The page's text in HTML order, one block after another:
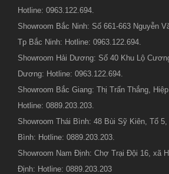
Hotline: 0963.122.694.
Showroom Bắc Ninh: Số 661-663 Nguyễn
Tp Bắc Ninh: Hotline: 0963.122.694.
Showroom Hải Dương: Số 40 Khu Lộ
Dương: Hotline: 0963.122.694.
Showroom Bắc Giang: Thị Trấn Thắng,
Hotline: 0889.203.203.
Showroom Thái Bình: 48 Bùi Sỹ Kiên, Tổ
Bình: Hotline: 0889.203.203.
Showroom Nam Định: Chợ Trại Đội 16, xã
Định: Hotline: 0889.203.203